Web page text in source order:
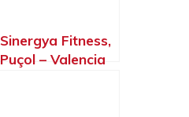
Sinergya Fitness,
Puçol – Valencia